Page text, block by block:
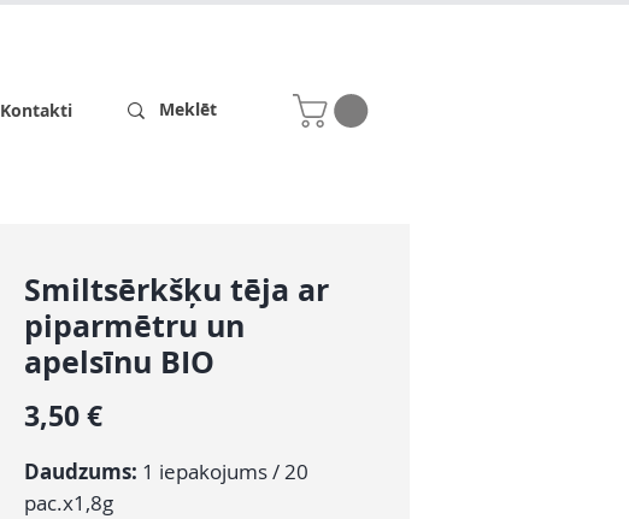
Kontakti
Smiltsērkšķu tēja ar
piparmētru un
apelsīnu BIO
3,50 €Cena
Daudzums: 1 iepakojums / 20
pac.x1,8g